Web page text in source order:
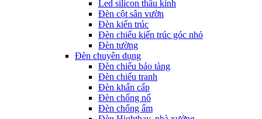
Led silicon thấu kính
Đèn cột sân vườn
Đèn kiến trúc
Đèn chiếu kiến trúc góc nhỏ
Đèn tường
Đèn chuyên dụng
Đèn chiếu bảo tàng
Đèn chiếu tranh
Đèn khẩn cấp
Đèn chống nổ
Đèn chống ẩm